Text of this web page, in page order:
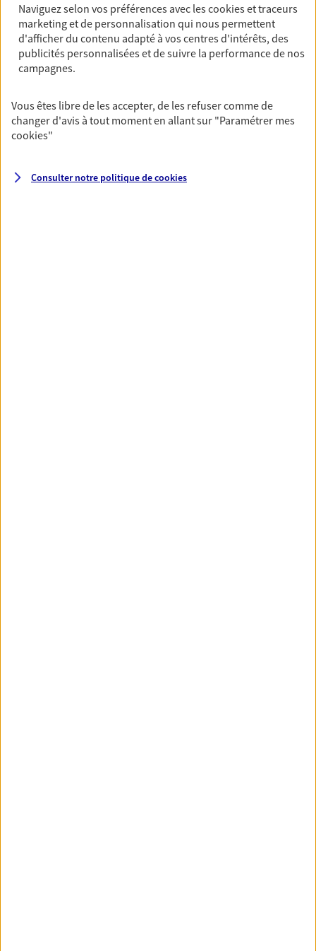
Découvrir l'offre Garantie Accidents de la Vie
OBTENIR UN TARIF EN LIGNE
Gagnez en simplicité et en sérénité avec votre
assurance multirisque entreprise. Un contrat
responsabilité civile.
Naviguez selon vos préférences avec lescookies et traceurs
marketing et de personnalisation qui nous permettent
d'afficher du contenu adapté à vos centres d'intérêts, des
publicités personnalisées et de suivre la performance de nos
campagnes.
Vous êtes libre de les accepter, de les refuser comme de
changer d'avis à tout moment en allant sur "Paramétrer mes
cookies"
Consulter notre politique decookies